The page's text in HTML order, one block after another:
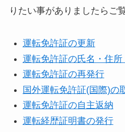
りたい事がありましたらご
運転免許証の更新
運転免許証の氏名・住
運転免許証の再発行
国外運転免許証(国際)の
運転免許証の自主返納
運転経歴証明書の発行